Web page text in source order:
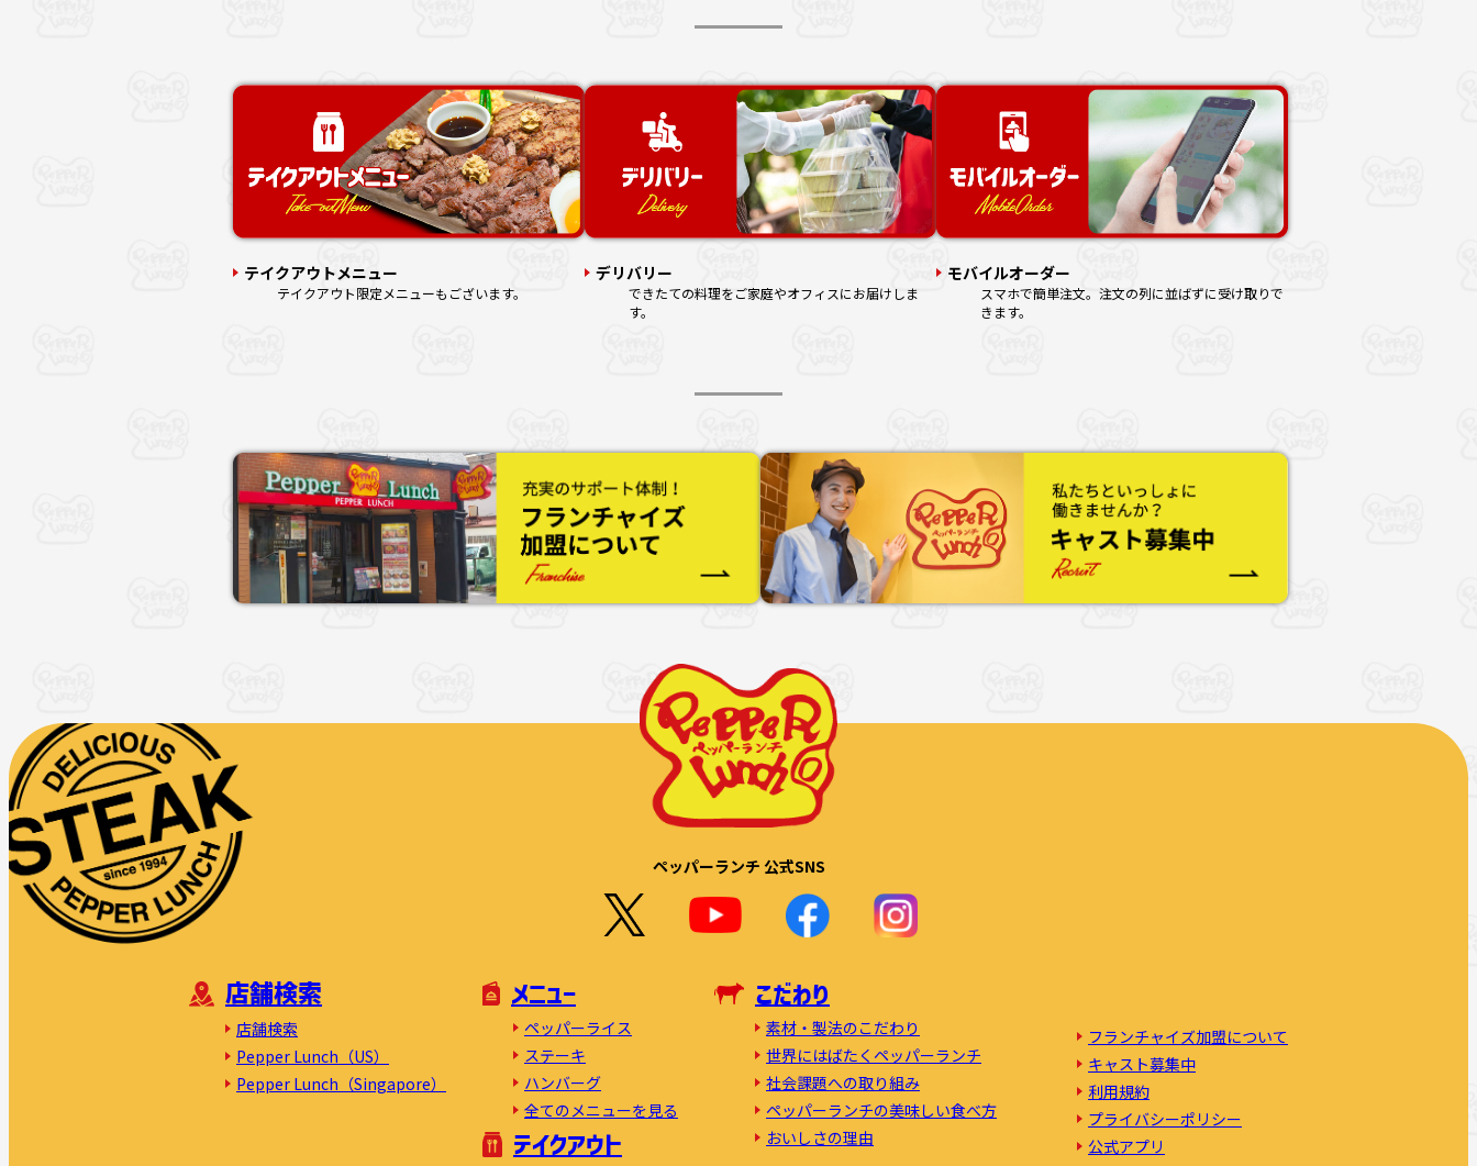
テイクアウトメニュー
テイクアウト限定メニューもございます。
デリバリー
できたての料理をご家庭やオフィスにお届けしま
す。
モバイルオーダー
スマホで簡単注文。注文の列に並ばずに受け取りで
きます。
ペッパーランチ 公式SNS
店舗検索
店舗検索
Pepper Lunch（US）
Pepper Lunch（Singapore）
メニュー
ペッパーライス
ステーキ
ハンバーグ
全てのメニューを見る
テイクアウト
こだわり
素材・製法のこだわり
世界にはばたくペッパーランチ
社会課題への取り組み
ペッパーランチの美味しい食べ方
おいしさの理由
フランチャイズ加盟について
キャスト募集中
利用規約
プライバシーポリシー
公式アプリ